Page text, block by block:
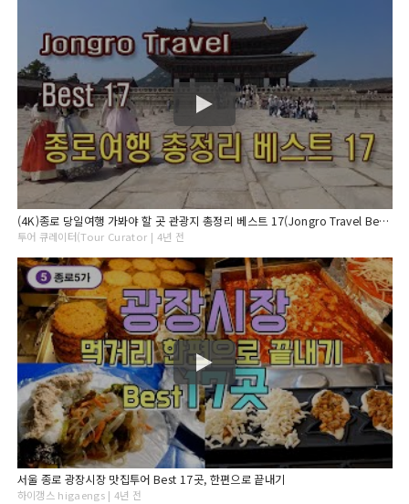
(4K)종로 당일여행 가봐야 할 곳 관광지 총정리 베스트 17(Jongro Travel Best 17)
투어 큐레이터(Tour Curator | 4년 전
서울 종로 광장시장 맛집투어 Best 17곳, 한편으로 끝내기
하이갱스 higaengs | 4년 전